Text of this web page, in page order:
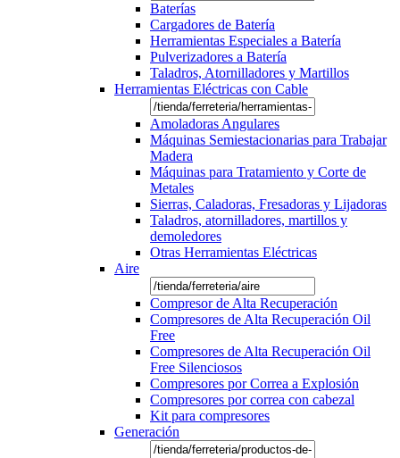
Baterías
Cargadores de Batería
Herramientas Especiales a Batería
Pulverizadores a Batería
Taladros, Atornilladores y Martillos
Herramientas Eléctricas con Cable
Amoladoras Angulares
Máquinas Semiestacionarias para Trabajar
Madera
Máquinas para Tratamiento y Corte de
Metales
Sierras, Caladoras, Fresadoras y Lijadoras
Taladros, atornilladores, martillos y
demoledores
Otras Herramientas Eléctricas
Aire
Compresor de Alta Recuperación
Compresores de Alta Recuperación Oil
Free
Compresores de Alta Recuperación Oil
Free Silenciosos
Compresores por Correa a Explosión
Compresores por correa con cabezal
Kit para compresores
Generación